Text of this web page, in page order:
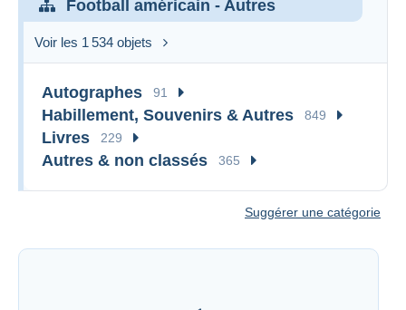
Football américain - Autres
Voir les 1 534 objets
Autographes 91
Habillement, Souvenirs & Autres 849
Livres 229
Autres & non classés 365
Suggérer une catégorie